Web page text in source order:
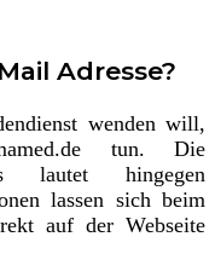
Adresse?
wenden will,
tun. Die
lautet hingegen
lassen sich beim
auf der Webseite